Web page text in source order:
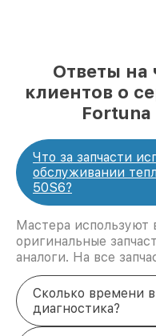
Ответы на
клиентов о
Fortuna
Что за запчасти
обслуживании
50S6?
Мастера используют
оригинальные
аналоги. На все
Сколько времени
диагностика?